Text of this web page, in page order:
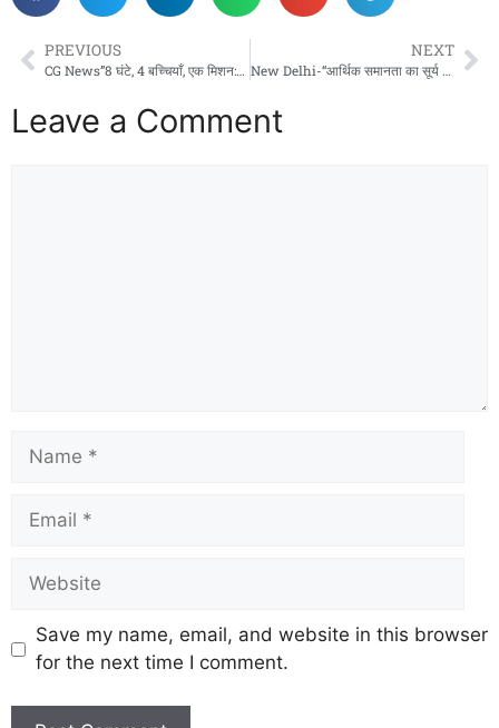
PREVIOUS
CG News”8 घंटे, 4 बच्चियाँ, एक मिशन:मुंगेली पुलिस ने रच दिया रेस्क्यू का रियल-लाइफ थ्रिलर!”माँ की आंखों में आंसू थे, पर डर के नहीं – राहत के थे।”
NEXT
New Delhi-“आर्थिक समानता का सूर्य भारत में उगा: विश्व बैंक ने दी विश्व में चौथे सबसे समतामूलक समाज की मान्यता!”
Leave a Comment
Save my name, email, and website in this browser
for the next time I comment.